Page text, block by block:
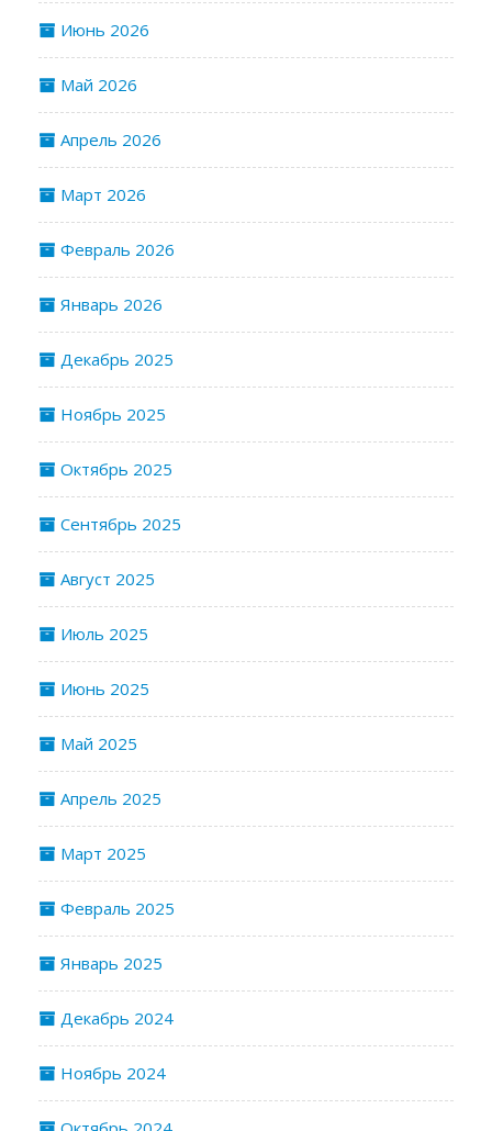
Июнь 2026
Май 2026
Апрель 2026
Март 2026
Февраль 2026
Январь 2026
Декабрь 2025
Ноябрь 2025
Октябрь 2025
Сентябрь 2025
Август 2025
Июль 2025
Июнь 2025
Май 2025
Апрель 2025
Март 2025
Февраль 2025
Январь 2025
Декабрь 2024
Ноябрь 2024